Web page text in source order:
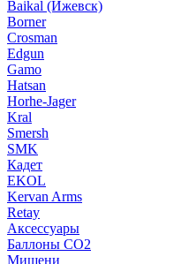
Baikal (Ижевск)
Borner
Crosman
Edgun
Gamo
Hatsan
Horhe-Jager
Kral
Smersh
SMK
Кадет
EKOL
Kervan Arms
Retay
Аксессуары
Баллоны СО2
Мишени